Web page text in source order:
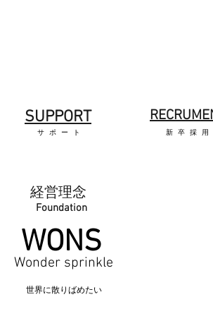
​SUPPORT
サポート 新卒採用
​経営理念
Foundation
WONS
Wonder sprinkle
​世界に散りばめたい